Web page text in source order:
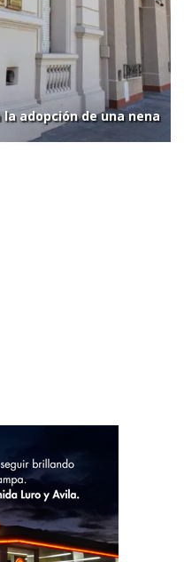
adopción de una nena